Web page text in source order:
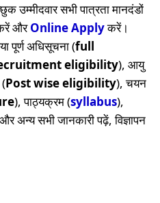
उम्मीदवार सभी पात्रता मानदंडों
औरOnlineApplyकरें।
अधिसूचना (full
eligibility), आयु
Post wise eligibility), चयन
), पाठ्यक्रम (syllabus),
और अन्य सभी जानकारी पढ़ें, विज्ञापन